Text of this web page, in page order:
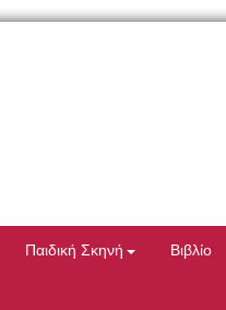
Παιδική Σκηνή Βιβλίο